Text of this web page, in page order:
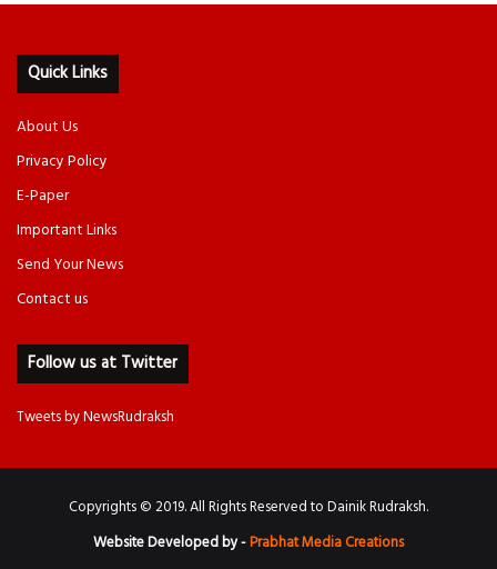
Quick Links
About Us
Privacy Policy
E-Paper
Important Links
Send Your News
Contact us
Follow us at Twitter
Tweets by NewsRudraksh
Copyrights © 2019. All Rights Reserved to Dainik Rudraksh.
Website Developed by -Prabhat Media Creations